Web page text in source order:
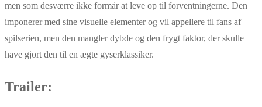
men som desværre ikke formår at leve op til forventningerne. Den
imponerer med sine visuelle elementer og vil appellere til fans af
spilserien, men den mangler dybde og den frygt faktor, der skulle
have gjort den til en ægte gyserklassiker.
Trailer: